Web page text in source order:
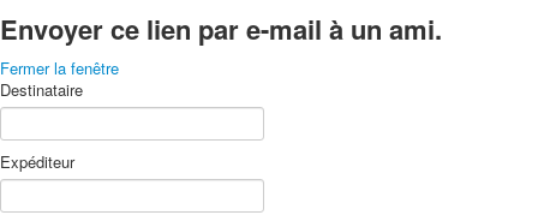
Envoyer ce lien par e-mail à un ami.
Fermer la fenêtre
Destinataire
Expéditeur